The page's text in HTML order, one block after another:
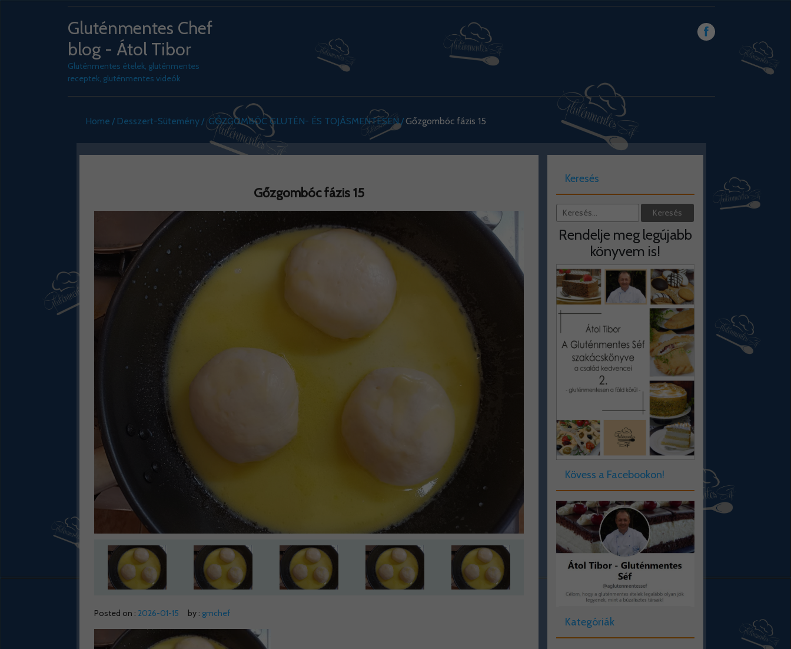
Gluténmentes Chef
blog - Átol Tibor
Gluténmentes ételek, gluténmentes
receptek, gluténmentes videók
Home Desszert-Sütemény GŐZGOMBÓC GLUTÉN- ÉS TOJÁSMENTESEN Gőzgombóc fázis 15
Gőzgombóc fázis 15
Posted on : 2026-01-15 by : gmchef
Keresés
Rendelje meg legújabb
könyvem is!
Kövess a Facebookon!
Kategóriák